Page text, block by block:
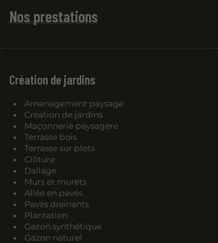
Nos prestations
Création de jardins
Aménagement paysage
Création de jardins
Maçonnerie paysagère
Terrasse bois
Terrasse sur plots
Clôture
Dallage
Murs et murets
Allée en pavés
Pavés drainants
Plantation
Gazon synthétique
Gazon naturel